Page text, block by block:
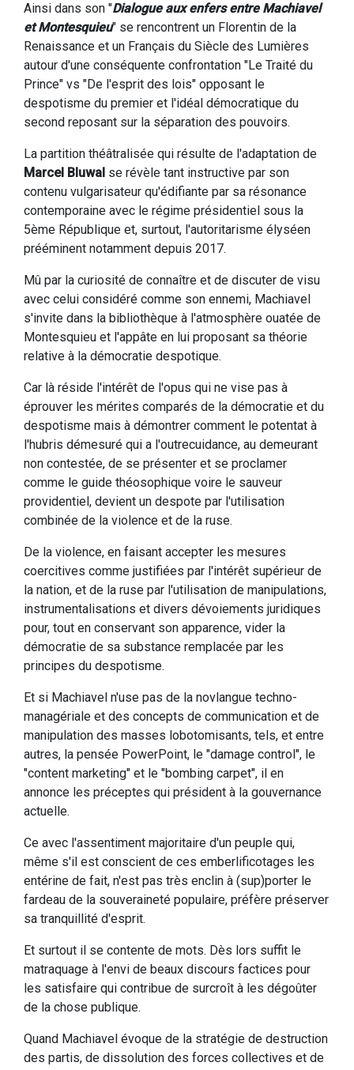
Ainsi dans son "Dialogue aux enfers entre Machiavel
et Montesquieu" se rencontrent un Florentin de la
Renaissance et un Français du Siècle des Lumières
autour d'une conséquente confrontation "Le Traité du
Prince" vs "De l'esprit des lois" opposant le
despotisme du premier et l'idéal démocratique du
second reposant sur la séparation des pouvoirs.
La partition théâtralisée qui résulte de l'adaptation de
Marcel Bluwal se révèle tant instructive par son
contenu vulgarisateur qu'édifiante par sa résonance
contemporaine avec le régime présidentiel sous la
5ème République et, surtout, l'autoritarisme élyséen
prééminent notamment depuis 2017.
Mû par la curiosité de connaître et de discuter de visu
avec celui considéré comme son ennemi, Machiavel
s'invite dans la bibliothèque à l'atmosphère ouatée de
Montesquieu et l'appâte en lui proposant sa théorie
relative à la démocratie despotique.
Car là réside l'intérêt de l'opus qui ne vise pas à
éprouver les mérites comparés de la démocratie et du
despotisme mais à démontrer comment le potentat à
l'hubris démesuré qui a l'outrecuidance, au demeurant
non contestée, de se présenter et se proclamer
comme le guide théosophique voire le sauveur
providentiel, devient un despote par l'utilisation
combinée de la violence et de la ruse.
De la violence, en faisant accepter les mesures
coercitives comme justifiées par l'intérêt supérieur de
la nation, et de la ruse par l'utilisation de manipulations,
instrumentalisations et divers dévoiements juridiques
pour, tout en conservant son apparence, vider la
démocratie de sa substance remplacée par les
principes du despotisme.
Et si Machiavel n'use pas de la novlangue techno-
managériale et des concepts de communication et de
manipulation des masses lobotomisants, tels, et entre
autres, la pensée PowerPoint, le "damage control", le
"content marketing" et le "bombing carpet", il en
annonce les préceptes qui président à la gouvernance
actuelle.
Ce avec l'assentiment majoritaire d'un peuple qui,
même s'il est conscient de ces emberlificotages les
entérine de fait, n'est pas très enclin à (sup)porter le
fardeau de la souveraineté populaire, préfère préserver
sa tranquillité d'esprit.
Et surtout il se contente de mots. Dès lors suffit le
matraquage à l'envi de beaux discours factices pour
les satisfaire qui contribue de surcroît à les dégoûter
de la chose publique.
Quand Machiavel évoque de la stratégie de destruction
des partis, de dissolution des forces collectives et de